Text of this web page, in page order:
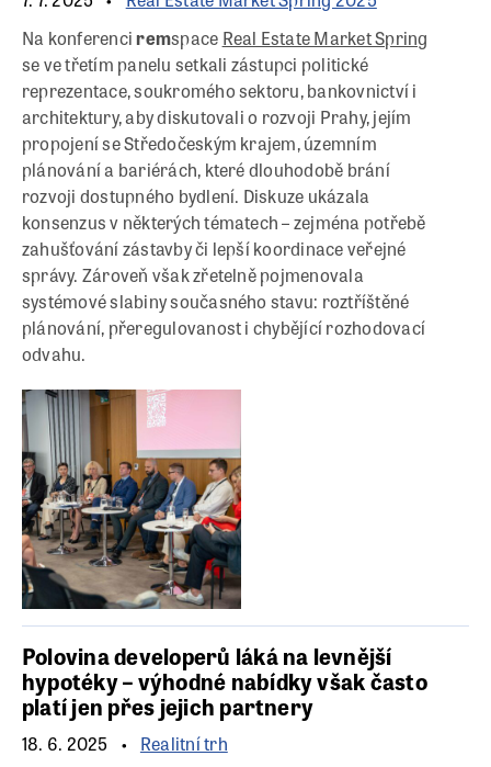
Na konferenciremspace Real Estate Market Spring
se ve třetím panelu setkali zástupci politické
reprezentace, soukromého sektoru, bankovnictví i
architektury, aby diskutovali o rozvoji Prahy, jejím
propojení se Středočeským krajem, územním
plánování a bariérách, které dlouhodobě brání
rozvoji dostupného bydlení. Diskuze ukázala
konsenzus v některých tématech – zejména potřebě
zahušťování zástavby či lepší koordinace veřejné
správy. Zároveň však zřetelně pojmenovala
systémové slabiny současného stavu: roztříštěné
plánování, přeregulovanost i chybějící rozhodovací
odvahu.
Polovina developerů láká na levnější
hypotéky – výhodné nabídky však často
platí jen přes jejich partnery
18. 6. 2025
Realitní trh